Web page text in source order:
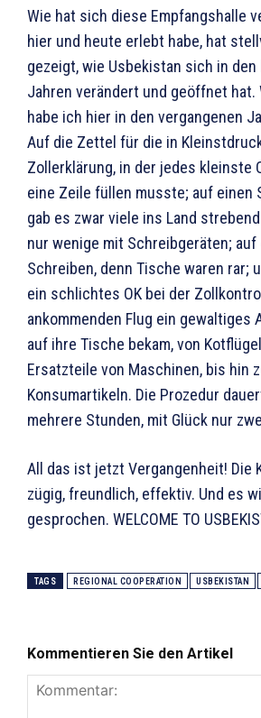
Wie hat sich diese Empfangshalle
hier und heute erlebt habe, hat
gezeigt, wie Usbekistan sich in
Jahren verändert und geöffnet hat.
habe ich hier in den vergangenen
Auf die Zettel für die in
Zollerklärung, in der jedes kleinste
eine Zeile füllen musste; auf
gab es zwar viele ins Land
nur wenige mit Schreibgeräten; auf
Schreiben, denn Tische waren rar;
ein schlichtes OK bei der
ankommenden Flug ein gewaltiges
auf ihre Tische bekam, von
Ersatzteile von Maschinen, bis hin
Konsumartikeln. Die Prozedur
mehrere Stunden, mit Glück nur
All das ist jetzt Vergangenheit! Die
zügig, freundlich, effektiv. Und es
gesprochen. WELCOME TO
TAGS REGIONAL COOPERATION USBEKISTAN
Kommentieren Sie den Artikel